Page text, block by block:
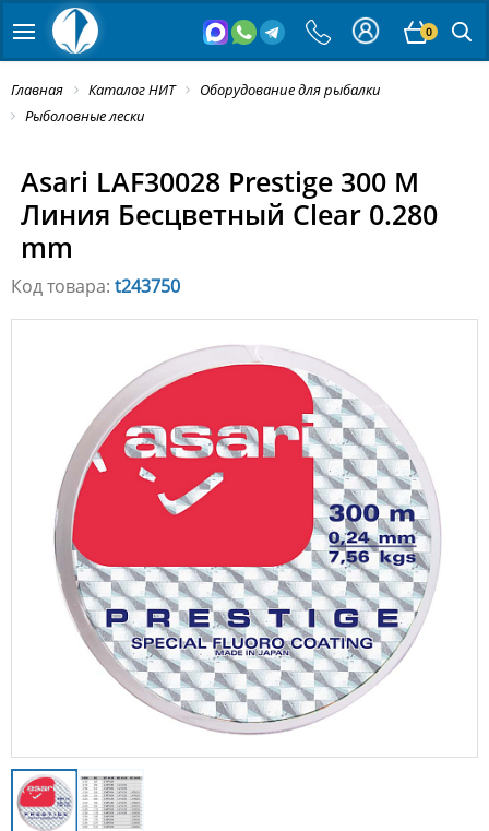
0
Главная Каталог НИТ
Оборудование для рыбалки
Рыболовные лески
Asari LAF30028 Prestige 300 M
Линия Бесцветный Clear 0.280
mm
Код товара: t243750